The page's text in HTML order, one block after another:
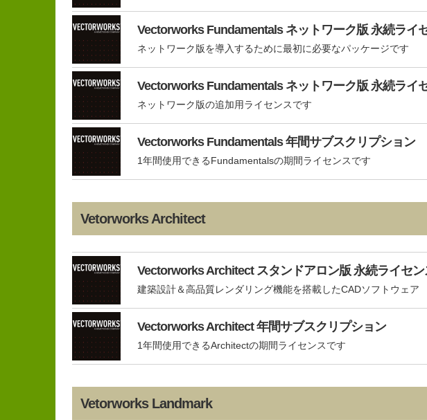
Vectorworks Fundamentals ネットワーク版 永続ライ
ネットワーク版を導入するために最初に必要なパッケージです
Vectorworks Fundamentals ネットワーク版 永続ライ
ネットワーク版の追加用ライセンスです
Vectorworks Fundamentals 年間サブスクリプション
1年間使用できるFundamentalsの期間ライセンスです
Vetorworks Architect
Vectorworks Architect スタンドアロン版 永続ライセン
建築設計＆高品質レンダリング機能を搭載したCADソフトウェア
Vectorworks Architect 年間サブスクリプション
1年間使用できるArchitectの期間ライセンスです
Vetorworks Landmark